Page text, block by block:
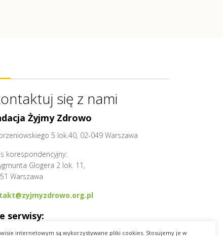
się z nami
Żyjmy Zdrowo
5 lok.40, 02-049 Warszawa
korespondencyjny:
Glogera 2 lok. 11,
Warszawa
serwisy:
internetowym są wykorzystywane pliki cookies. Stosujemy je w